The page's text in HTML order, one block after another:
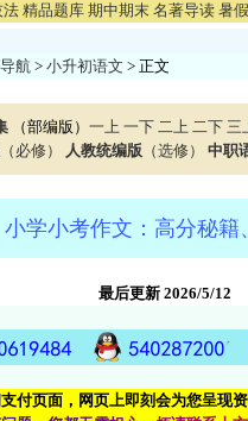
法 精品题库 期中期末 名著导读 暑
航 > 小升初语文 > 正文
（部编版） 一上 一下 二上 二下 三
（必修） 人教统编版 （选修） 中职
小学小考作文：高分秘
最后更新 2026/5/12
付页面，网页上即刻会为您呈现资